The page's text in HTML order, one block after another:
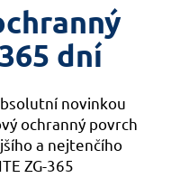
dní
novinkou
ochranný povrch
a nejtenčího
ZG-365